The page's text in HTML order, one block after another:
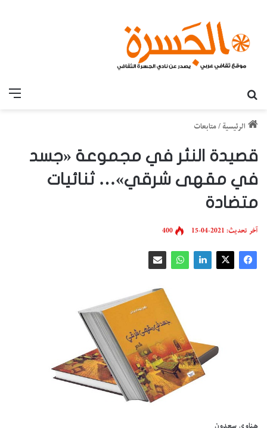
الرئيسية /متابعات
قصيدة النثر في مجموعة «جسد
في مقهى شرقي»… ثنائيات
متضادة
آخر تحديث: 2021-04-15 400